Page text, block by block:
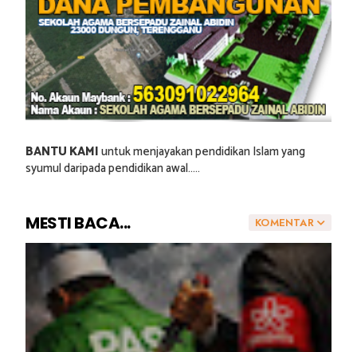
BANTU KAMIuntuk menjayakan pendidikan Islam yang
syumul daripada pendidikan awal.....
KOMENTAR
MESTI BACA...